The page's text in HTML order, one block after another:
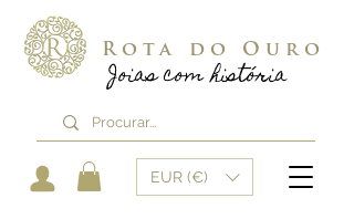
Joias com história
Rota do Ouro
EUR (€)